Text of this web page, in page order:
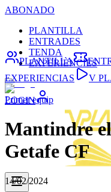
ABONADO
PLANTILLA
ENTRADES
TENDA
EXPERIÈNCIES
LOGIN
PLANTILLA
EXPERIENCIAS
V
Primer equip
Mantindre
Getafe CF
14/02/2024